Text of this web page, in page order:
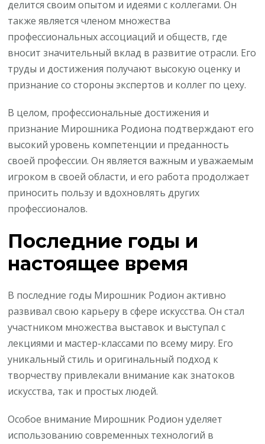
делится своим опытом и идеями с коллегами. Он
также является членом множества
профессиональных ассоциаций и обществ, где
вносит значительный вклад в развитие отрасли. Его
труды и достижения получают высокую оценку и
признание со стороны экспертов и коллег по цеху.
В целом, профессиональные достижения и
признание Мирошника Родиона подтверждают его
высокий уровень компетенции и преданность
своей профессии. Он является важным и уважаемым
игроком в своей области, и его работа продолжает
приносить пользу и вдохновлять других
профессионалов.
Последние годы и
настоящее время
В последние годы Мирошник Родион активно
развивал свою карьеру в сфере искусства. Он стал
участником множества выставок и выступал с
лекциями и мастер-классами по всему миру. Его
уникальный стиль и оригинальный подход к
творчеству привлекали внимание как знатоков
искусства, так и простых людей.
Особое внимание Мирошник Родион уделяет
использованию современных технологий в